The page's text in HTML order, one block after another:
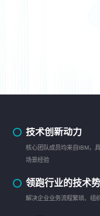
技术创新动力
核心团队成员均来自IBM，
场景经验
领跑行业的技术
解决企业业务流程繁琐、组